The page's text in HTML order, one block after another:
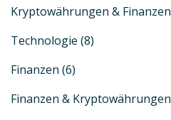
Kryptowährungen & Finanzen
Technologie (8)
Finanzen (6)
Finanzen & Kryptowährungen